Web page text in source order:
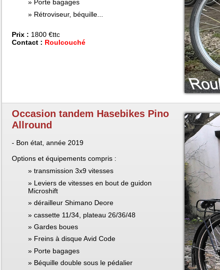
Porte bagages
Rétroviseur, béquille...
Prix : 1800 €ttc
Contact : Roulcouché
Occasion tandem Hasebikes Pino
Allround
- Bon état, année 2019
Options et équipements compris :
transmission 3x9 vitesses
Leviers de vitesses en bout de guidon
Microshift
dérailleur Shimano Deore
cassette 11/34, plateau 26/36/48
Gardes boues
Freins à disque Avid Code
Porte bagages
Béquille double sous le pédalier